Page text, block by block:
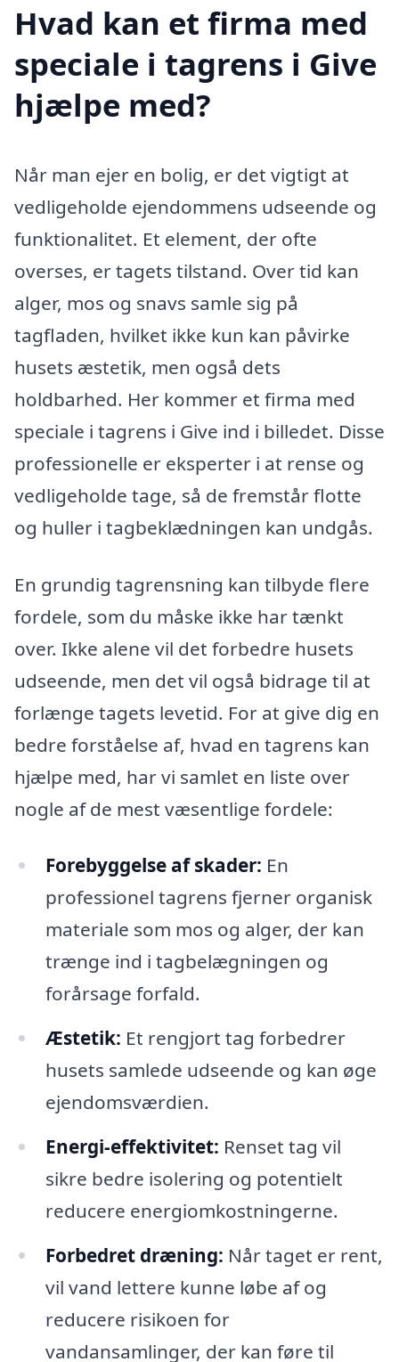
Hvad kan et firma med
speciale i tagrens i Give
hjælpe med?
Når man ejer en bolig, er det vigtigt at
vedligeholde ejendommens udseende og
funktionalitet. Et element, der ofte
overses, er tagets tilstand. Over tid kan
alger, mos og snavs samle sig på
tagfladen, hvilket ikke kun kan påvirke
husets æstetik, men også dets
holdbarhed. Her kommer et firma med
speciale i tagrens i Give ind i billedet. Disse
professionelle er eksperter i at rense og
vedligeholde tage, så de fremstår flotte
og huller i tagbeklædningen kan undgås.
En grundig tagrensning kan tilbyde flere
fordele, som du måske ikke har tænkt
over. Ikke alene vil det forbedre husets
udseende, men det vil også bidrage til at
forlænge tagets levetid. For at give dig en
bedre forståelse af, hvad en tagrens kan
hjælpe med, har vi samlet en liste over
nogle af de mest væsentlige fordele:
Forebyggelse af skader: En
professionel tagrens fjerner organisk
materiale som mos og alger, der kan
trænge ind i tagbelægningen og
forårsage forfald.
Æstetik: Et rengjort tag forbedrer
husets samlede udseende og kan øge
ejendomsværdien.
Energi-effektivitet: Renset tag vil
sikre bedre isolering og potentielt
reducere energiomkostningerne.
Forbedret dræning: Når taget er rent,
vil vand lettere kunne løbe af og
reducere risikoen for
vandansamlinger, der kan føre til